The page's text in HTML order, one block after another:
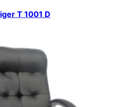
T 1001 D